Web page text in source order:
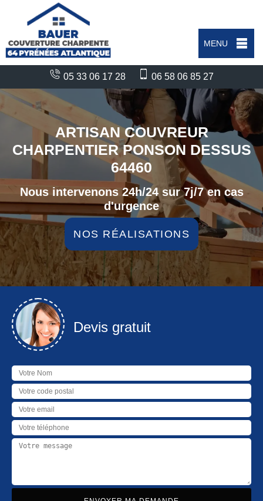
MENU
05 33 06 17 28 06 58 06 85 27
ARTISAN COUVREUR
CHARPENTIER PONSON DESSUS
64460
Nous intervenons 24h/24 sur 7j/7 en cas
d'urgence
NOS RÉALISATIONS
Devis gratuit